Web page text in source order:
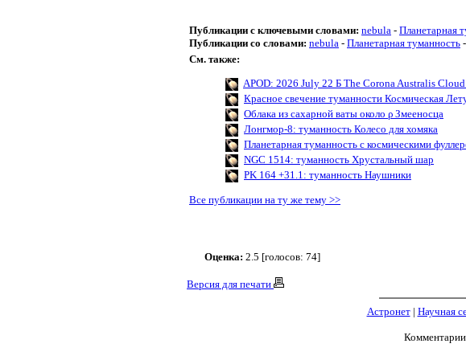
Публикации с ключевыми словами: nebula - Планетарная
Публикации со словами: nebula - Планетарная туманность -
См. также:
APOD: 2026 July 22 Б The Corona Australis
Красное свечение туманности Космическая
Облака из сахарной ваты около ρ Змееносца
Лонгмор-8: туманность Колесо для хомяка
Планетарная туманность с космическими
NGC 1514: туманность Хрустальный шар
PK 164 +31.1: туманность Наушники
Все публикации на ту же тему >>
Оценка: 2.5 [голосов: 74]
Версия для печати
Астронет| Научная